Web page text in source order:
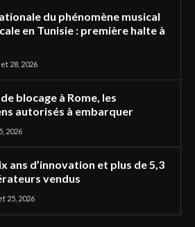
du phénomène musical
en Tunisie : première halte à
28, 2026
blocage à Rome, les
autorisés à embarquer
2026
ans d’innovation et plus de 5,3
vendus
25, 2026